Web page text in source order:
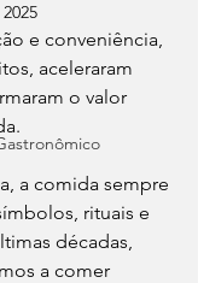
e conveniência,
aceleraram
o valor
a comida sempre
rituais e
décadas,
a comer